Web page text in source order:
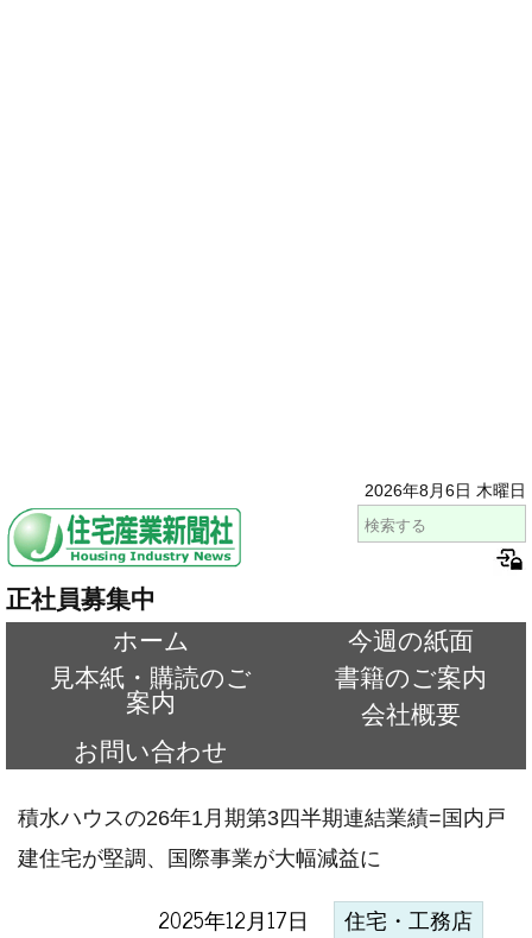
2026年8月6日 木曜日
正社員募集中
ホーム
今週の紙面
見本紙・購読のご
案内
書籍のご案内
会社概要
お問い合わせ
積水ハウスの26年1月期第3四半期連結業績=国内戸
建住宅が堅調、国際事業が大幅減益に
2025年12月17日 住宅・工務店